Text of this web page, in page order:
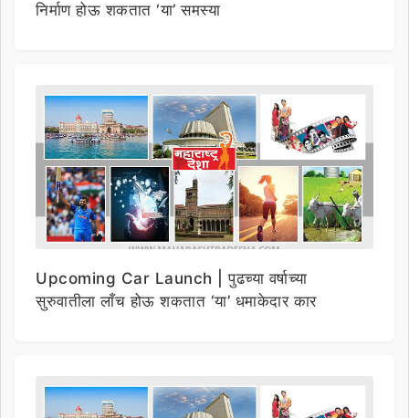
निर्माण होऊ शकतात ‘या’ समस्या
Upcoming Car Launch | पुढच्या वर्षाच्या
सुरुवातीला लाँच होऊ शकतात ‘या’ धमाकेदार कार